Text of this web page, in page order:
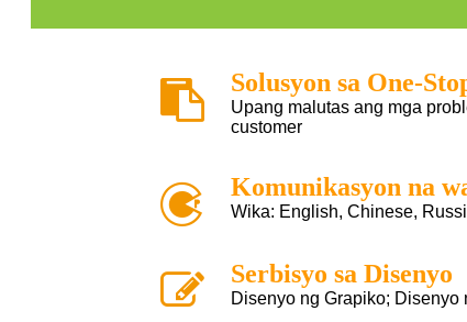
Solusyon sa One-
Upang malutas ang mga
customer
Komunikasyon na
Wika: English, Chinese,
Serbisyo sa Disenyo
Disenyo ng Grapiko; Disenyo